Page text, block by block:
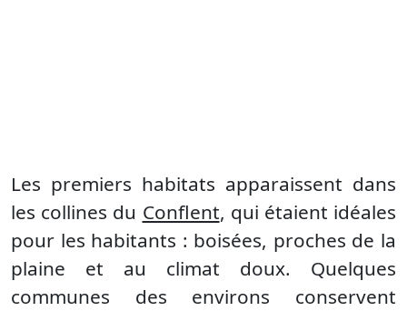
Les premiers habitats apparaissent dans
les collines du Conflent, qui étaient idéales
pour les habitants : boisées, proches de la
plaine et au climat doux. Quelques
communes des environs conservent